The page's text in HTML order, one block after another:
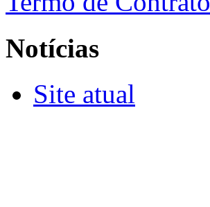
Notícias
Site atual